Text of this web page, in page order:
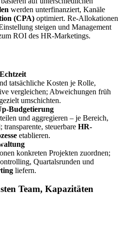
werden unterfinanziert, Kanäle
(CPA) optimiert. Re‑Allokationen
steigen und Management
ROI des HR‑Marketings.
tatsächliche Kosten je Rolle,
vergleichen; Abweichungen früh
umschichten.
und aggregieren – je Bereich,
steuerbare HR-
etablieren.
konkreten Projekten zuordnen;
Quartalsrunden und
liefern.
Team, Kapazitäten